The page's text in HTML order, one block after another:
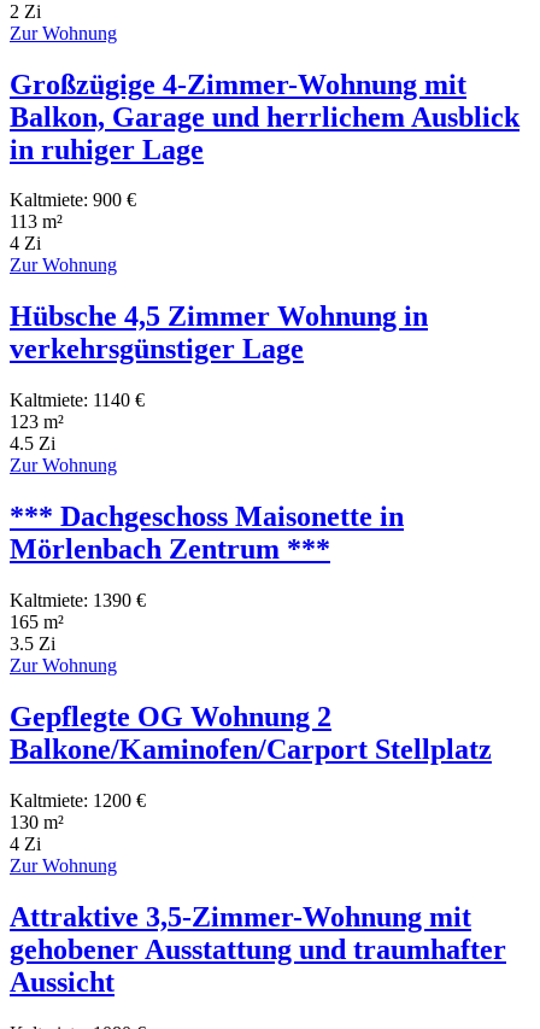
2 Zi
Zur Wohnung
Großzügige 4-Zimmer-Wohnung mit
Balkon, Garage und herrlichem Ausblick
in ruhiger Lage
Kaltmiete: 900 €
113 m²
4 Zi
Zur Wohnung
Hübsche 4,5 Zimmer Wohnung in
verkehrsgünstiger Lage
Kaltmiete: 1140 €
123 m²
4.5 Zi
Zur Wohnung
*** Dachgeschoss Maisonette in
Mörlenbach Zentrum ***
Kaltmiete: 1390 €
165 m²
3.5 Zi
Zur Wohnung
Gepflegte OG Wohnung 2
Balkone/Kaminofen/Carport Stellplatz
Kaltmiete: 1200 €
130 m²
4 Zi
Zur Wohnung
Attraktive 3,5-Zimmer-Wohnung mit
gehobener Ausstattung und traumhafter
Aussicht